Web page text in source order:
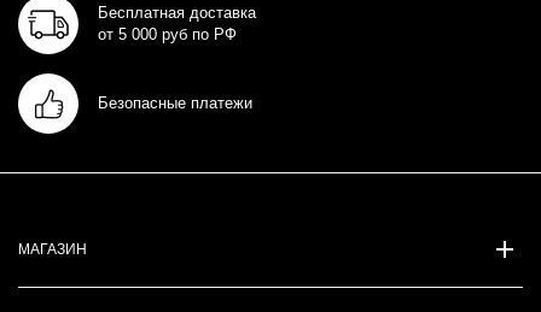
Бесплатная доставка
от 5 000 руб по РФ
Безопасные платежи
МАГАЗИН